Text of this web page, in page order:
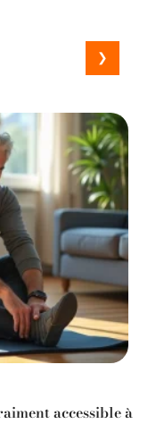
accessible à